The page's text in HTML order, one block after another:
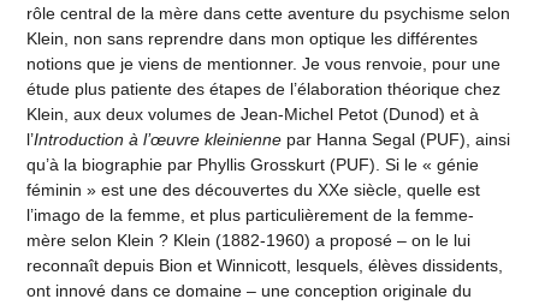
rôle central de la mère dans cette aventure du psychisme selon
Klein, non sans reprendre dans mon optique les différentes
notions que je viens de mentionner. Je vous renvoie, pour une
étude plus patiente des étapes de l’élaboration théorique chez
Klein, aux deux volumes de Jean-Michel Petot (Dunod) et à
l’Introduction à l’œuvre kleinienne par Hanna Segal (PUF), ainsi
qu’à la biographie par Phyllis Grosskurt (PUF). Si le « génie
féminin » est une des découvertes du XXe siècle, quelle est
l’imago de la femme, et plus particulièrement de la femme-
mère selon Klein ? Klein (1882-1960) a proposé – on le lui
reconnaît depuis Bion et Winnicott, lesquels, élèves dissidents,
ont innové dans ce domaine – une conception originale du